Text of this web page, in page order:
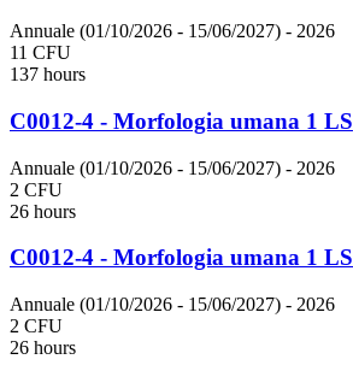
Annuale (01/10/2026 - 15/06/2027) - 2026
11 CFU
137 hours
C0012-4 - Morfologia umana 1 LS
Annuale (01/10/2026 - 15/06/2027) - 2026
2 CFU
26 hours
C0012-4 - Morfologia umana 1
Annuale (01/10/2026 - 15/06/2027) - 2026
2 CFU
26 hours